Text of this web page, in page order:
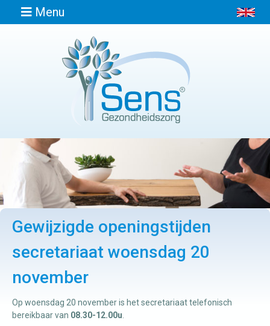
Menu
Afspraak
Locaties
Contact
Manuele
therapie
Gewijzigde openingstijden
secretariaat woensdag 20
november
Op woensdag 20 november is het secretariaat telefonisch
bereikbaar van 08.30-12.00u